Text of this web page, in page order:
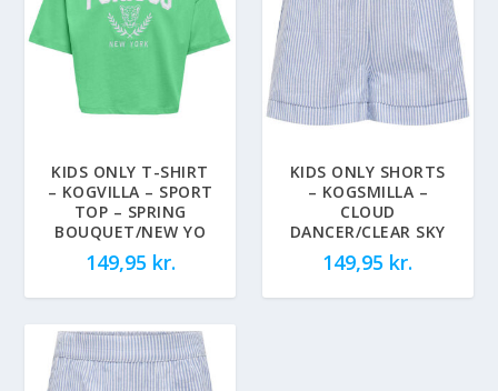
KIDS ONLY T-SHIRT
– KOGVILLA – SPORT
TOP – SPRING
BOUQUET/NEW YO
149,95 kr.
KIDS ONLY SHORTS
– KOGSMILLA –
CLOUD
DANCER/CLEAR SKY
149,95 kr.